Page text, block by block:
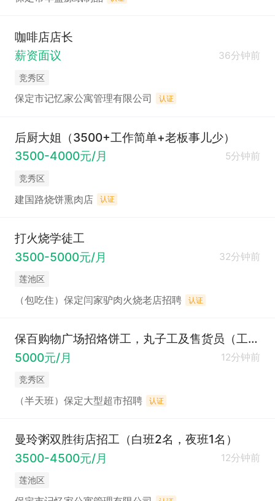
咖啡店店长
薪资面议
36分钟前
竞秀区
保定市记忆家公寓管理有限公司 认证
后厨大姐（3500+工作简单+老板事儿少）
3500-4000元/月
5分钟前
竞秀区
建国路烧饼熏肉店 认证
打火烧学徒工
3500-5000元/月
32分钟前
莲池区
（包吃住）保定闫家驴肉火烧老店招聘 认证
保百购物广场招烙饼工，丸子工及售货员（工资5000元左右））
5000元/月
12分钟前
竞秀区
（半天班）保定大型超市招聘 认证
曼玲粥双胜街店招工（白班2名，夜班1名）
3500-4500元/月
12分钟前
莲池区